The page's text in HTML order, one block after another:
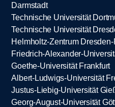
Darmstadt
Technische Universität
Technische Universität
Helmholtz-Zentrum
Friedrich-Alexander-
Goethe-Universität Frankfurt
Albert-Ludwigs-Universität
Justus-Liebig-Universität
Georg-August-Universität